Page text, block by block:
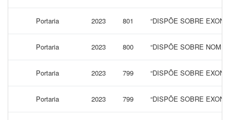
Portaria 2023 801 “DISPÕE SOBRE
Portaria 2023 800 “DISPÕE SOBRE
Portaria 2023 799 “DISPÕE SOBRE
Portaria 2023 799 “DISPÕE SOBRE